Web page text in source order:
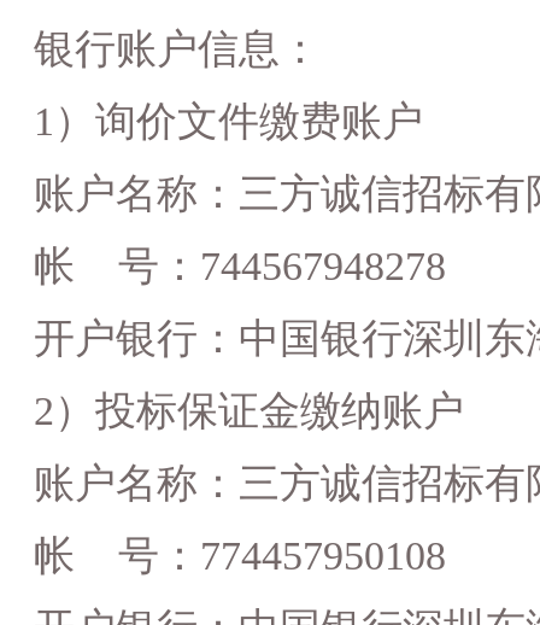
银行账户信息：
1） 询价文件缴费账户
账户名称：三方诚信招标有
帐
号： 744567948278
开户银行：中国银行深圳东
2）投标保证金缴纳账户
账户名称：三方诚信招标有
帐
号： 774457950108